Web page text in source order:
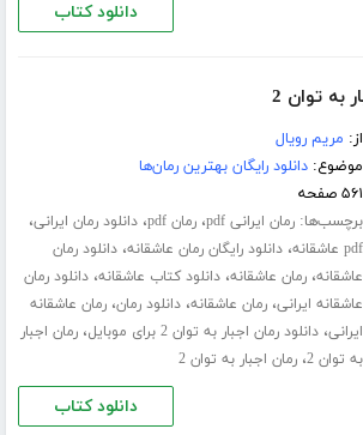
دانلود کتاب
به توان 2
از: مریم رویال
موضوع:دانلود رایگان بهترین رمان‌ها
۵۶۱ صفحه
برچسب‌ها:رمان ایرانی pdf ،رمان pdf ،دانلود رمان ایرانی،
pdf عاشقانه ،دانلود رایگان رمان عاشقانه،دانلود رمان
عاشقانه،رمان عاشقانه،دانلود کتاب عاشقانه،دانلود رمان
عاشقانه ایرانی،رمان عاشقانه،دانلود رمان،رمان عاشقانه
ایرانی،دانلود رمان اجبار به توان 2 برای موبایل ،رمان اجبار
به توان 2 ،رمان اجبار به توان 2
دانلود کتاب